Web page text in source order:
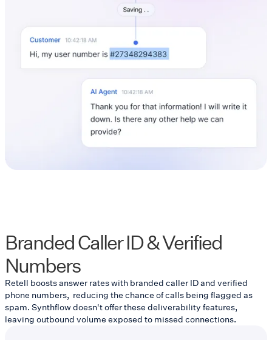
Branded Caller ID & Verified
Numbers
Retell boosts answer rates with branded caller ID and verified
phone numbers, reducing the chance of calls being flagged as
spam. Synthflow doesn't offer these deliverability features,
leaving outbound volume exposed to missed connections.